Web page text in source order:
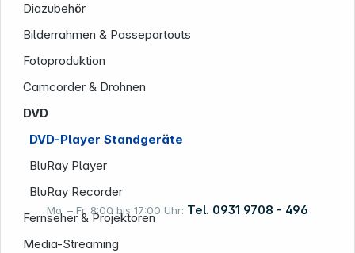
Mo. – Fr. 8:00 bis 17:00 Uhr: Tel. 0931 9708 - 496
Diazubehör
Bilderrahmen & Passepartouts
Fotoproduktion
Camcorder & Drohnen
DVD
DVD-Player Standgeräte
BluRay Player
BluRay Recorder
Fernseher & Projektoren
Media-Streaming